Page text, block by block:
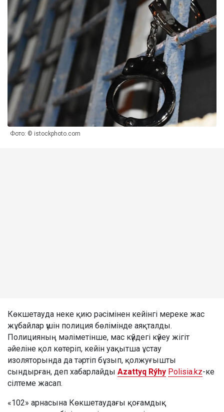
Фото: © istockphoto.com
Көкшетауда неке қию рәсімінен кейінгі мереке жас
жұбайлар үшін полиция бөлімінде аяқталды.
Полицияның мәліметінше, мас күйдегі күйеу жігіт
әйеліне қол көтеріп, кейін уақытша ұстау
изоляторында да тәртіп бұзып, қолжуғышты
сындырған, деп хабарлайды Azattyq Rýhy Polisia.kz-ке
сілтеме жасап.
«102» арнасына Көкшетаудағы қоғамдық